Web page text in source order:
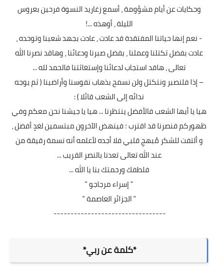
وحكايات عن أيام مشؤومة ، أسمع زغاريد النسوة فرحين بعروس
الليلة ، أوهذه ...!
- نعم إنها حياتنا المفتقدة قد عادت ، عادت بجهد شعبنا وتوحده ،
عادت بفضل تكتلنا وعملنا ، بفضل صبرنا ودعائنا ، وهاقد نصرنا الله
تعالى ، هاقد استجاب لدعائنا وإستغاثتنا فالحمد لله ...
– إذا فلنصبر ونتكتل ولن نسمح بذهاب نفوسنا وأراضينا ( ثم يوجه
ندائه إلى الشعب قائلا ) :
هيا يا أيها الشعب فالأفضل ينتظرنا ... هيا يا جيشنا نحن معكم وفي
ظهوركم فنصرنا قد اقترب ؛ فينهض الآخرون مبتسمين لغدٍ أفضل ،
و ألتفت للشكر مُبهجِ قلبي فلا أجده لأعلمه أنه نسمة رقيقة من
عند الله تعالى تعدنا بالنصر القريب ...
فلطفك ورحمتك بنا يا الله ...
" إسراء مرجاجو "
" الجزائر العاصمة "
---------------------------------
*كلمة عن ربي*